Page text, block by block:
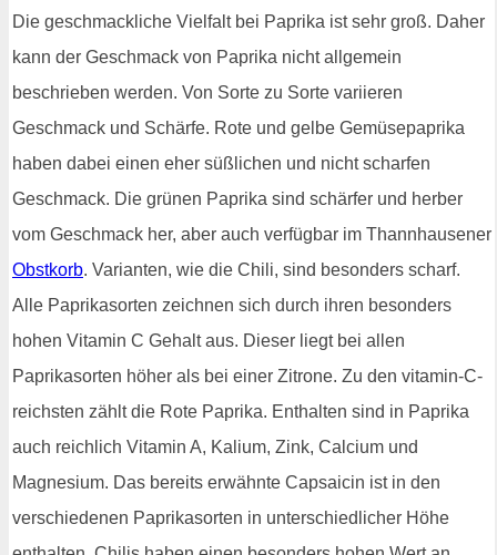
Die geschmackliche Vielfalt bei Paprika ist sehr groß. Daher
kann der Geschmack von Paprika nicht allgemein
beschrieben werden. Von Sorte zu Sorte variieren
Geschmack und Schärfe. Rote und gelbe Gemüsepaprika
haben dabei einen eher süßlichen und nicht scharfen
Geschmack. Die grünen Paprika sind schärfer und herber
vom Geschmack her, aber auch verfügbar im Thannhausener
Obstkorb. Varianten, wie die Chili, sind besonders scharf.
Alle Paprikasorten zeichnen sich durch ihren besonders
hohen Vitamin C Gehalt aus. Dieser liegt bei allen
Paprikasorten höher als bei einer Zitrone. Zu den vitamin-C-
reichsten zählt die Rote Paprika. Enthalten sind in Paprika
auch reichlich Vitamin A, Kalium, Zink, Calcium und
Magnesium. Das bereits erwähnte Capsaicin ist in den
verschiedenen Paprikasorten in unterschiedlicher Höhe